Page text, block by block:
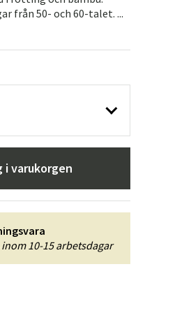
från 50- och 60-talet. ...
i varukorgen
10-15 arbetsdagar